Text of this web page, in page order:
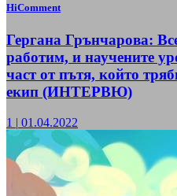
HiComment
Гергана Грънчарова:
работим, и научените
част от пътя, който
екип (ИНТЕРВЮ)
1 | 01.04.2022